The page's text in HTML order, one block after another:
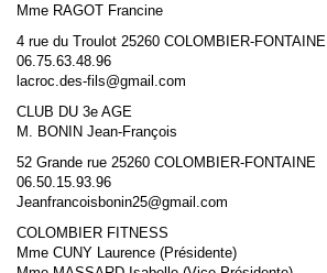
Mme RAGOT Francine
4 rue du Troulot 25260 COLOMBIER-FONTAINE
06.75.63.48.96
lacroc.des-fils@gmail.com
CLUB DU 3e AGE
M. BONIN Jean-François
52 Grande rue 25260 COLOMBIER-FONTAINE
06.50.15.93.96
Jeanfrancoisbonin25@gmail.com
COLOMBIER FITNESS
Mme CUNY Laurence (Présidente)